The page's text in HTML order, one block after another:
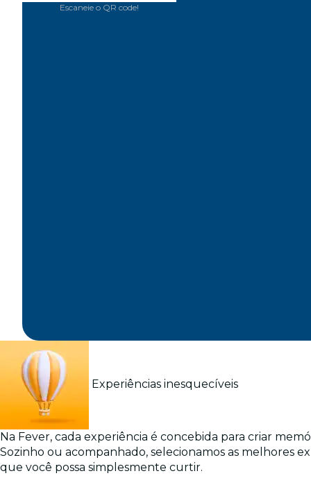
Escaneie o QR code!
Experiências inesquecíveis
Na Fever, cada experiência é concebida para criar
Sozinho ou acompanhado, selecionamos as melhores
que você possa simplesmente curtir.